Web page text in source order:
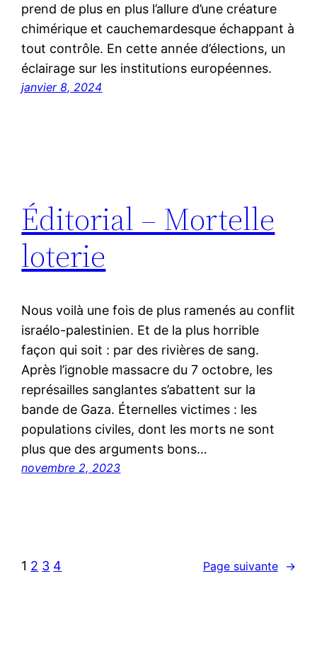
prend de plus en plus l’allure d’une créature
chimérique et cauchemardesque échappant à
tout contrôle. En cette année d’élections, un
éclairage sur les institutions européennes.
janvier 8, 2024
Éditorial – Mortelle
loterie
Nous voilà une fois de plus ramenés au conflit
israélo-palestinien. Et de la plus horrible
façon qui soit : par des rivières de sang.
Après l’ignoble massacre du 7 octobre, les
représailles sanglantes s’abattent sur la
bande de Gaza. Éternelles victimes : les
populations civiles, dont les morts ne sont
plus que des arguments bons…
novembre 2, 2023
1 2 3 4 Page suivante →